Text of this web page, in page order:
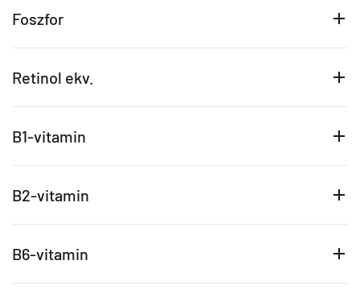
Foszfor
Retinol ekv.
B1-vitamin
B2-vitamin
B6-vitamin